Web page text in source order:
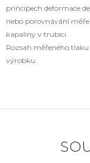
principech deformace
nebo porovnávání
kapaliny v trubici.
Rozsah měřeného
výrobku.